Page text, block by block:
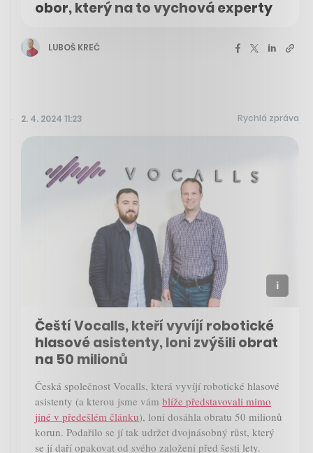
obor, který na to vychová experty
LUBOŠ KREČ
2. 4. 2024 11:23 Rychlá zpráva
Čeští Vocalls, kteří vyvíjí robotické
hlasové asistenty, loni zvýšili obrat
na 50 milionů
Česká společnost Vocalls, která vyvíjí robotické hlasové
asistenty (a kterou jsme vám blíže představovali mimo
jiné v předešlém článku), loni dosáhla obratu 50 milionů
korun. Podařilo se jí tak udržet dvojnásobný růst, který
se jí daří opakovat od svého založení před šesti lety.